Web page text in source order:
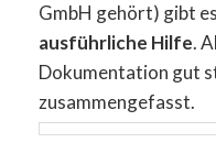
GmbH gehört) gibt
ausführliche Hilfe.
Dokumentation gut
zusammengefasst.